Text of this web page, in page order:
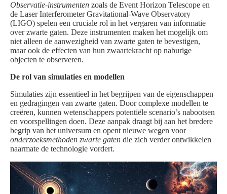
Observatie-instrumenten zoals de Event Horizon Telescope en
de Laser Interferometer Gravitational-Wave Observatory
(LIGO) spelen een cruciale rol in het vergaren van informatie
over zwarte gaten. Deze instrumenten maken het mogelijk om
niet alleen de aanwezigheid van zwarte gaten te bevestigen,
maar ook de effecten van hun zwaartekracht op naburige
objecten te observeren.
De rol van simulaties en modellen
Simulaties zijn essentieel in het begrijpen van de eigenschappen
en gedragingen van zwarte gaten. Door complexe modellen te
creëren, kunnen wetenschappers potentiële scenario’s nabootsen
en voorspellingen doen. Deze aanpak draagt bij aan het bredere
begrip van het universum en opent nieuwe wegen voor
onderzoeksmethoden zwarte gaten die zich verder ontwikkelen
naarmate de technologie vordert.